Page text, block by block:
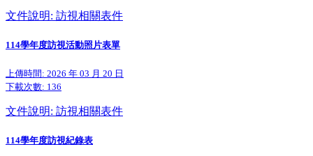
文件說明: 訪視相關表件
114學年度訪視活動照片表單
上傳時間: 2026 年 03 月 20 日
下載次數: 136
文件說明: 訪視相關表件
114學年度訪視紀錄表